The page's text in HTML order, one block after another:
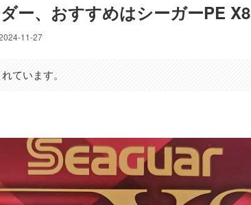
ー、おすすめはシーガーPE X8
11-27
ています。